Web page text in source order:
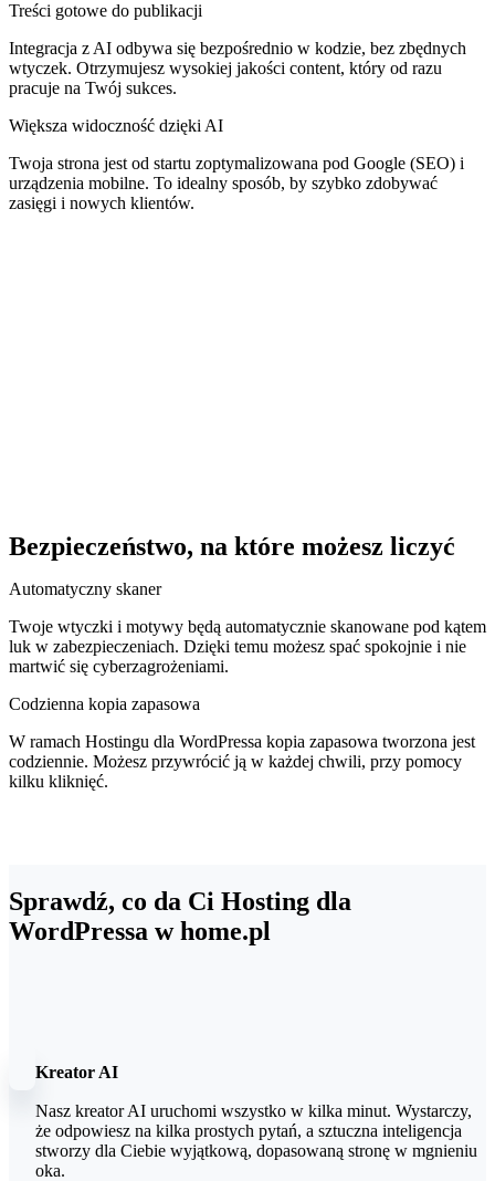
Treści gotowe do publikacji
Integracja z AI odbywa się bezpośrednio w kodzie, bez zbędnych
wtyczek. Otrzymujesz wysokiej jakości content, który od razu
pracuje na Twój sukces.
Większa widoczność dzięki AI
Twoja strona jest od startu zoptymalizowana pod Google (SEO) i
urządzenia mobilne. To idealny sposób, by szybko zdobywać
zasięgi i nowych klientów.
Bezpieczeństwo, na które możesz liczyć
Automatyczny skaner
Twoje wtyczki i motywy będą automatycznie skanowane pod kątem
luk w zabezpieczeniach. Dzięki temu możesz spać spokojnie i nie
martwić się cyberzagrożeniami.
Codzienna kopia zapasowa
W ramach Hostingu dla WordPressa kopia zapasowa tworzona jest
codziennie. Możesz przywrócić ją w każdej chwili, przy pomocy
kilku kliknięć.
Sprawdź, co da Ci Hosting dla
WordPressa w home.pl
Kreator AI
Nasz kreator AI uruchomi wszystko w kilka minut. Wystarczy,
że odpowiesz na kilka prostych pytań, a sztuczna inteligencja
stworzy dla Ciebie wyjątkową, dopasowaną stronę w mgnieniu
oka.